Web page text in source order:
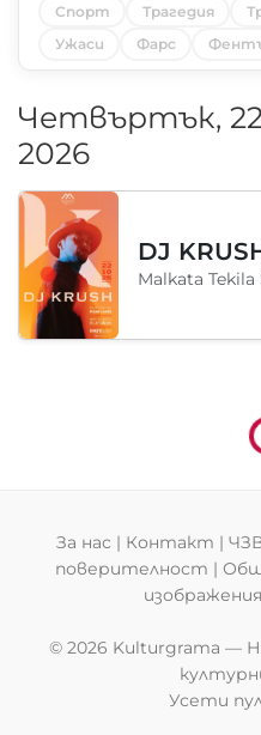
Спорт
Трагедия
Ужаси
Фарс
Четвъртък,
2026
За нас | Контакт |
поверителност |
© 2026 Kulturgrama —
Усети